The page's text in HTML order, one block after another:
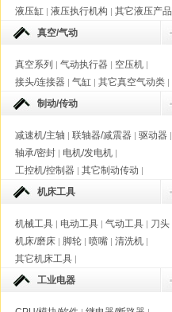
液压缸 | 液压执行机构 | 其它液压产品
真空/气动
真空系列 | 气动执行器 | 空压机 |
接头/连接器 | 气缸 | 其它真空气动类 |
制动/传动
减速机/主轴 | 联轴器/减震器 | 驱动器 |
轴承/密封 | 电机/发电机 |
工控机/控制器 | 其它制动传动 |
机床工具
机械工具 | 电动工具 | 气动工具 | 刀头
机床/磨床 | 脚轮 | 喷嘴 | 清洗机 |
其它机床工具 |
工业电器